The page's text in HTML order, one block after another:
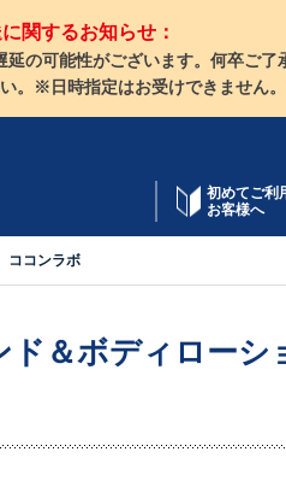
関するお知らせ：
の可能性がございます。何卒ご了
。※日時指定はお受けできません
初めてご利
お客様へ
ココンラボ
ド＆ボディロー